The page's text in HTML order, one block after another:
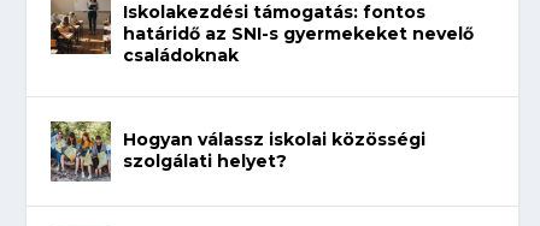
Iskolakezdési támogatás: fontos
határidő az SNI-s gyermekeket nevelő
családoknak
Hogyan válassz iskolai közösségi
szolgálati helyet?